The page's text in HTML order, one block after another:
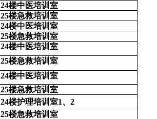
24楼中医培训室
25楼急救培训室
24楼中医培训室
25楼急救培训室
24楼中医培训室
25楼急救培训室
24楼中医培训室
25楼急救培训室
24楼护理培训室1、2
25楼急救培训室